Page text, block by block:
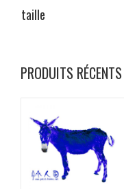
taille
PRODUITS RÉCENTS